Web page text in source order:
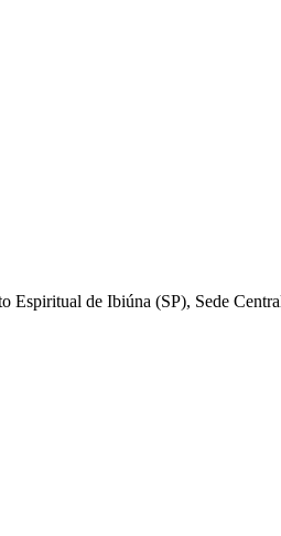
Espiritual de Ibiúna (SP), Sede